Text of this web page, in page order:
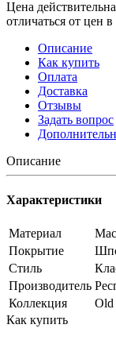
Цена
отличаться от цен
Описание
Как купить
Оплата
Доставка
Отзывы
Задать вопрос
Описание
Характеристики
Материал
Покрытие
Стиль
Производитель
Коллекция
Old
Как купить